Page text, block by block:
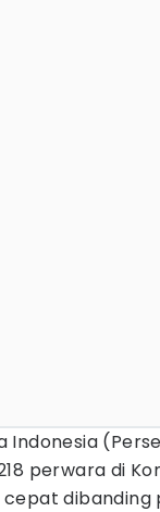
Indonesia
perwara di
cepat dibanding